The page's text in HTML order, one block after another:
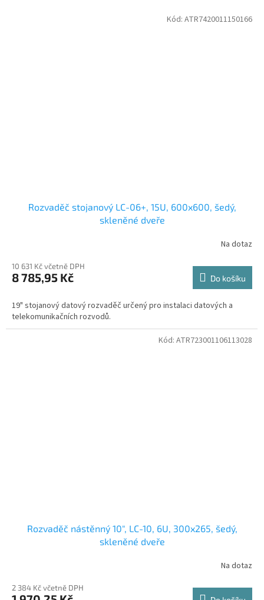
Rozvaděč stojanový LC-06+, 15U, 600x600, šedý,
skleněné dveře
Na dotaz
10 631 Kč včetně DPH
8 785,95 Kč Do košíku
19" stojanový datový rozvaděč určený pro instalaci datových a
telekomunikačních rozvodů.
Kód: ATR7420011150166
Rozvaděč nástěnný 10", LC-10, 6U, 300x265, šedý,
skleněné dveře
Na dotaz
2 384 Kč včetně DPH
Kód: ATR723001106113028